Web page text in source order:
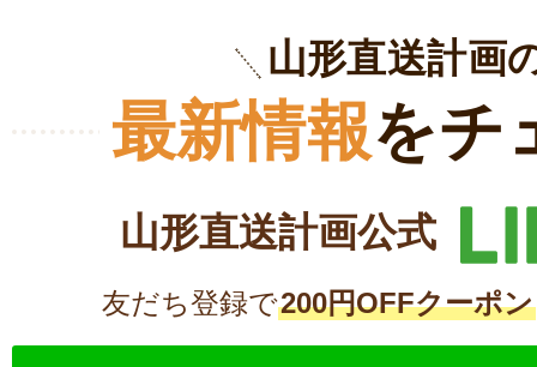
山形直送計画
最新情報をチ
山形直送計画公式
友だち登録で200円OFFクーポン